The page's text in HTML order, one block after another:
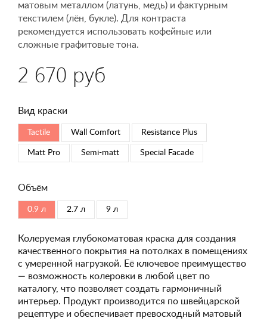
матовым металлом (латунь, медь) и фактурным
текстилем (лён, букле). Для контраста
рекомендуется использовать кофейные или
сложные графитовые тона.
2 670 руб
Вид краски
Tactile Wall Comfort Resistance Plus
Matt Pro Semi-matt Special Faсade
Объём
0.9 л 2.7 л 9 л
Колеруемая глубокоматовая краска для создания
качественного покрытия на потолках в помещениях
с умеренной нагрузкой. Её ключевое преимущество
— возможность колеровки в любой цвет по
каталогу, что позволяет создать гармоничный
интерьер. Продукт производится по швейцарской
рецептуре и обеспечивает превосходный матовый